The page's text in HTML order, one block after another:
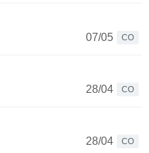
07/05
CO
28/04
CO
28/04
CO